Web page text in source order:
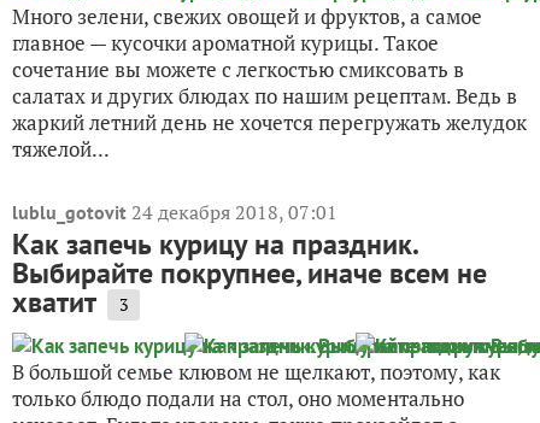
Много зелени, свежих овощей и фруктов, а самое
главное — кусочки ароматной курицы. Такое
сочетание вы можете с легкостью смиксовать в
салатах и других блюдах по нашим рецептам. Ведь в
жаркий летний день не хочется перегружать желудок
тяжелой...
lublu_gotovit 24 декабря 2018, 07:01
Как запечь курицу на праздник.
Выбирайте покрупнее, иначе всем не
хватит 3
В большой семье клювом не щелкают, поэтому, как
только блюдо подали на стол, оно моментально